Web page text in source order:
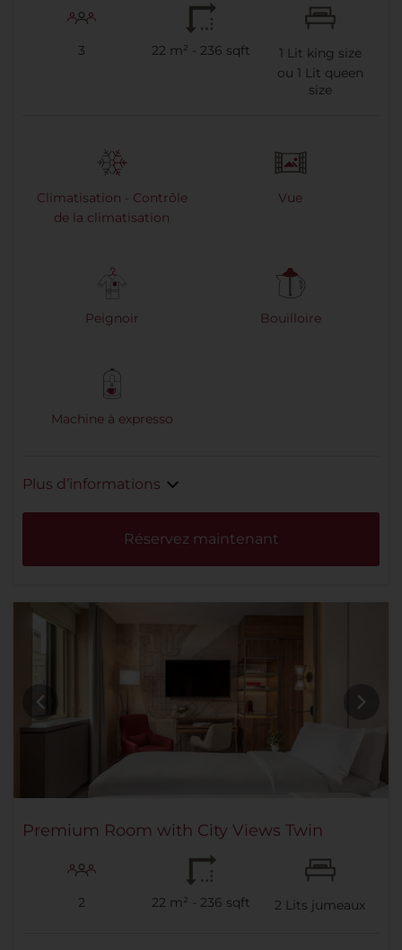
3 22 m² - 236 sqft 1 Lit king size
ou 1 Lit queen
size
Climatisation - Contrôle
de la climatisation
Vue
Peignoir Bouilloire
Machine à expresso
Plus d’informations
Réservez maintenant
Premium Room with City Views Twin
2 22 m² - 236 sqft 2 Lits jumeaux